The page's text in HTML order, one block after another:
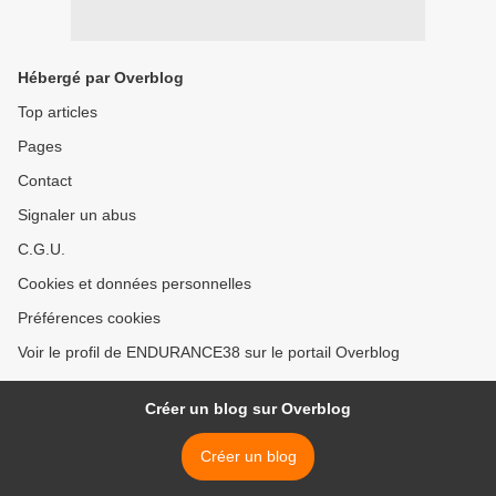
Hébergé par Overblog
Top articles
Pages
Contact
Signaler un abus
C.G.U.
Cookies et données personnelles
Préférences cookies
Voir le profil de ENDURANCE38 sur le portail Overblog
Créer un blog sur Overblog
Créer un blog